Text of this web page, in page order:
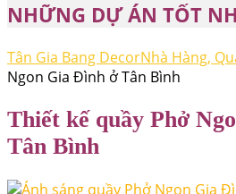
NHỮNG DỰ ÁN TỐT
Tân Gia Bang DecorNhà Hàng,
Ngon Gia Đình ở Tân Bình
Thiết kế quầy Phở
Tân Bình